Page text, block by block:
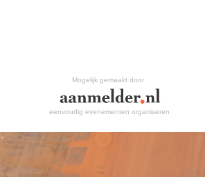
Mogelijk gemaakt door
eenvoudig evenementen organiseren